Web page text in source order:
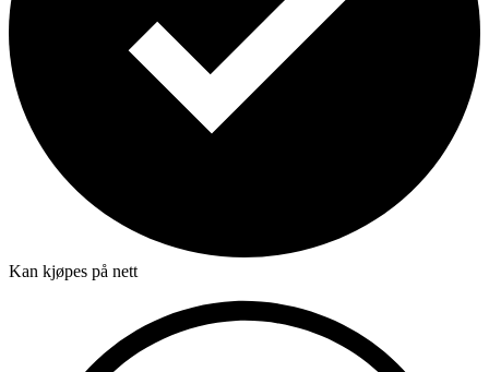
Kan kjøpes på nett